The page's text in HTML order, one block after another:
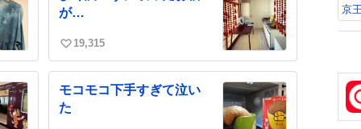
が…
い
数
19,315
モコモコ下手すぎて泣い
た
味
娘
京